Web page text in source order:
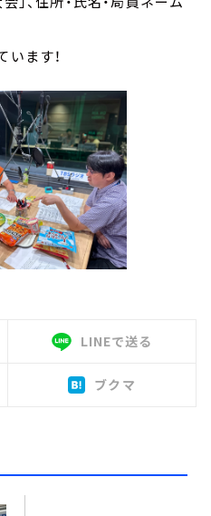
ます！
LINEで送る
ブクマ